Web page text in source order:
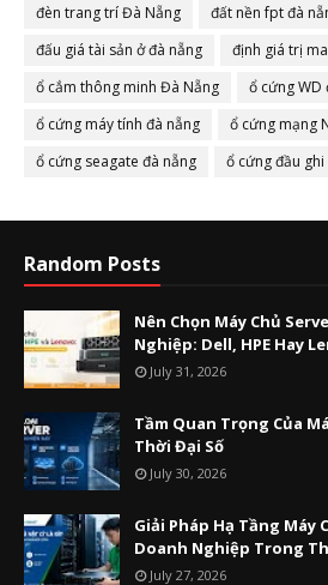
đèn trang trí Đà Nẵng
đất nền fpt đà
đấu giá tài sản ở đà nẵng
định giá trị
ổ cắm thông minh Đà Nẵng
ổ cứng WD
ổ cứng máy tính đà nẵng
ổ cứng mạng
ổ cứng seagate đà nẵng
ổ cứng đầu
Random Posts
Nên Chọn Máy Chủ
Nghiệp: Dell, HPE Hay
July 31, 2026
Tầm Quan Trọng Của
Thời Đại Số
July 30, 2026
Giải Pháp Hạ Tầng Máy
Doanh Nghiệp Trong
July 27, 2026